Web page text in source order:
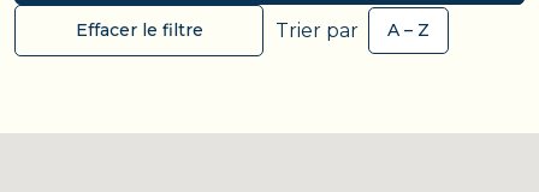
Effacer le filtre Trier par